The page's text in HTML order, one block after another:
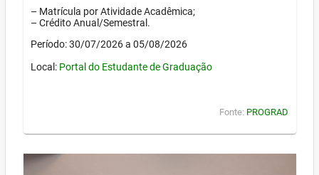
– Matrícula por Atividade Acadêmica;
– Crédito Anual/Semestral.
Período: 30/07/2026 a 05/08/2026
Local: Portal do Estudante de Graduação
Fonte: PROGRAD